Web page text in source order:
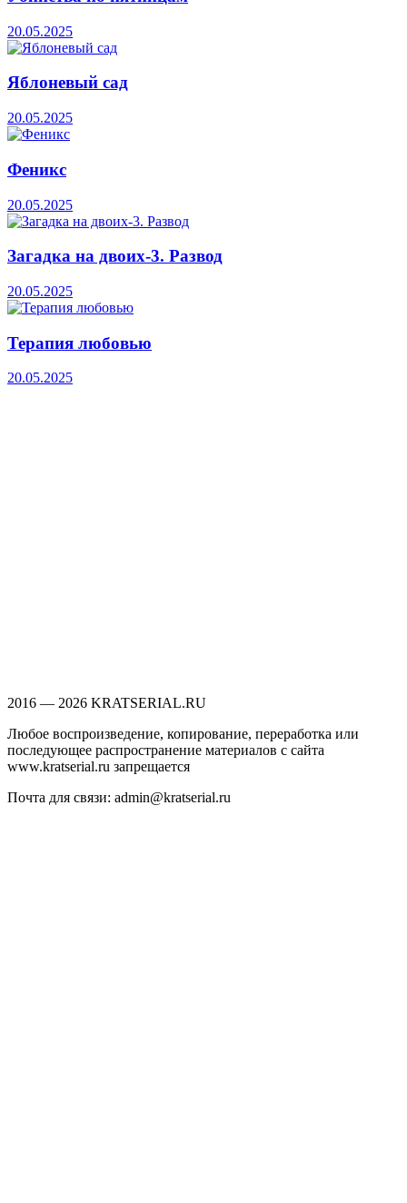
20.05.2025
Яблоневый сад
20.05.2025
Феникс
20.05.2025
Загадка на двоих-3. Развод
20.05.2025
Терапия любовью
20.05.2025
2016 — 2026 KRATSERIAL.RU
Любое воспроизведение, копирование, переработка или
последующее распространение материалов с сайта
www.kratserial.ru запрещается
Почта для связи: admin@kratserial.ru